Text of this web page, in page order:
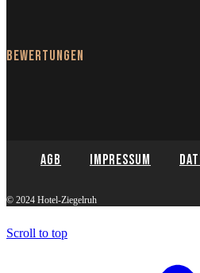
Bewertungen
AGB Impressum
© 2024 Hotel-Ziegelruh
Scroll to top